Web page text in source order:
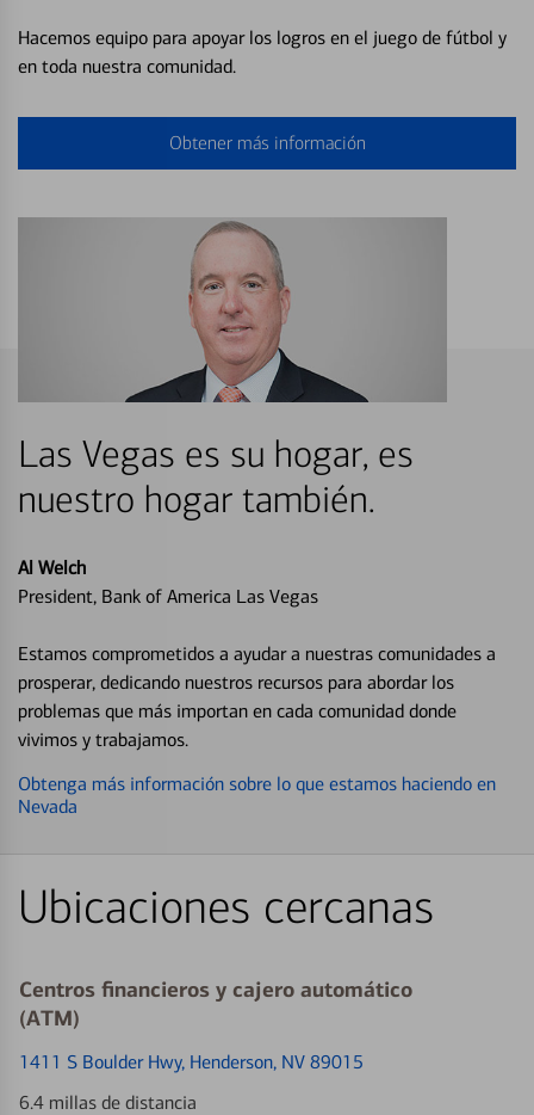
Hacemos equipo para apoyar los logros en el juego de fútbol y
en toda nuestra comunidad.
Obtener más información
Las Vegas es su hogar, es
nuestro hogar también.
Al Welch
President, Bank of America Las Vegas
Estamos comprometidos a ayudar a nuestras comunidades a
prosperar, dedicando nuestros recursos para abordar los
problemas que más importan en cada comunidad donde
vivimos y trabajamos.
Obtenga más información sobre lo que estamos haciendo en
Nevada
Ubicaciones cercanas
Centros financieros y cajero automático
(ATM)
1411 S Boulder Hwy, Henderson, NV 89015
6.4 millas de distancia